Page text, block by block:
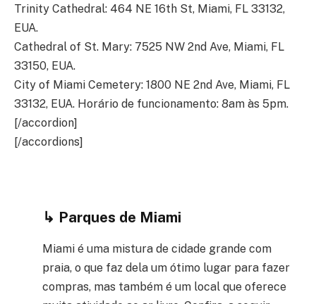
Trinity Cathedral: 464 NE 16th St, Miami, FL 33132,
EUA.
Cathedral of St. Mary: 7525 NW 2nd Ave, Miami, FL
33150, EUA.
City of Miami Cemetery: 1800 NE 2nd Ave, Miami, FL
33132, EUA. Horário de funcionamento: 8am às 5pm.
[/accordion]
[/accordions]
↳ Parques de Miami
Miami é uma mistura de cidade grande com
praia, o que faz dela um ótimo lugar para fazer
compras, mas também é um local que oferece